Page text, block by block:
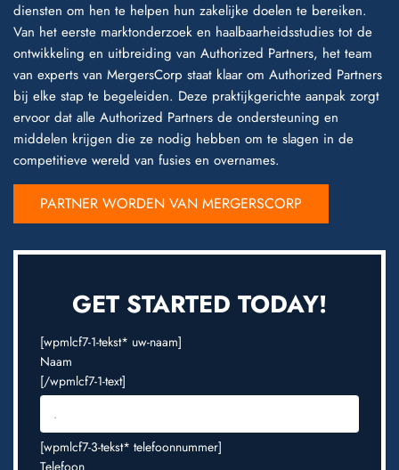
diensten om hen te helpen hun zakelijke doelen te bereiken.
Van het eerste marktonderzoek en haalbaarheidsstudies tot de
ontwikkeling en uitbreiding van Authorized Partners, het team
van experts van MergersCorp staat klaar om Authorized Partners
bij elke stap te begeleiden. Deze praktijkgerichte aanpak zorgt
ervoor dat alle Authorized Partners de ondersteuning en
middelen krijgen die ze nodig hebben om te slagen in de
competitieve wereld van fusies en overnames.
PARTNER WORDEN VAN MERGERSCORP
GET STARTED TODAY!
[wpmlcf7-1-tekst* uw-naam]
Naam
[/wpmlcf7-1-text]
[wpmlcf7-3-tekst* telefoonnummer]
Telefoon